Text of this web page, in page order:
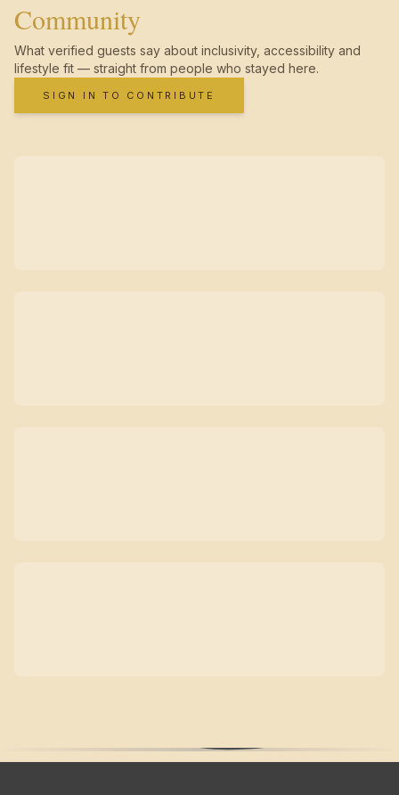
Community
What verified guests say about inclusivity, accessibility and
lifestyle fit — straight from people who stayed here.
SIGN IN TO CONTRIBUTE